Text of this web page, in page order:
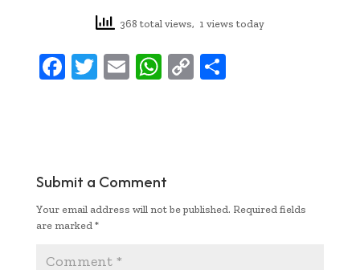
368 total views, 1 views today
F
oo
k
T
r
E W
A
p
p
C
k
S
Submit a Comment
Your email address will not be published. Required fields
are marked *